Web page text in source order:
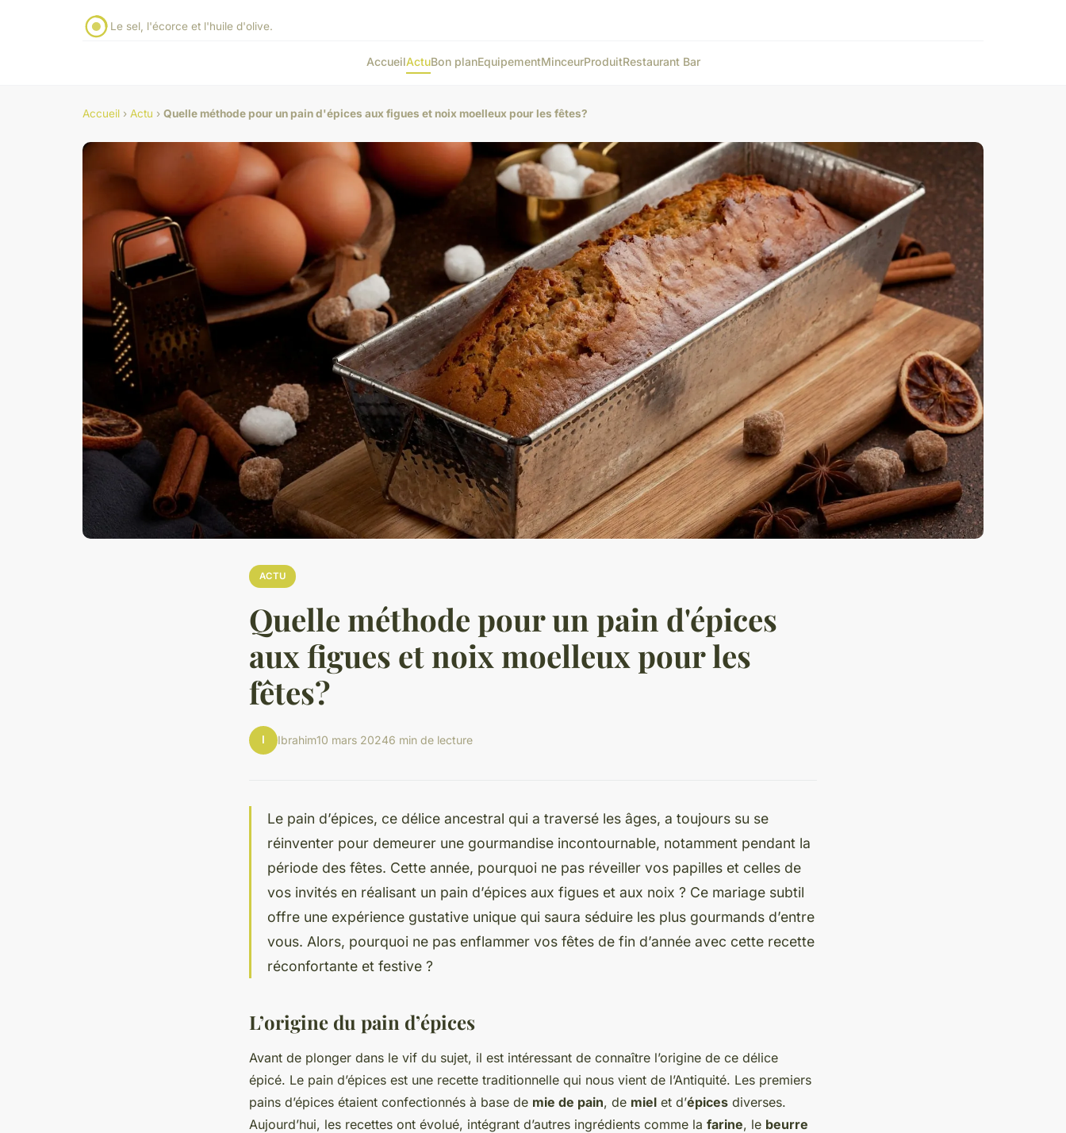
Le sel, l'écorce et l'huile d'olive.
AccueilActuBon planEquipementMinceurProduitRestaurant Bar
Accueil › Actu › Quelle méthode pour un pain d'épices aux figues et noix moelleux pour les fêtes?
ACTU
Quelle méthode pour un pain d'épices
aux figues et noix moelleux pour les
fêtes?
I Ibrahim10 mars 20246 min de lecture
Le pain d’épices, ce délice ancestral qui a traversé les âges, a toujours su se
réinventer pour demeurer une gourmandise incontournable, notamment pendant la
période des fêtes. Cette année, pourquoi ne pas réveiller vos papilles et celles de
vos invités en réalisant un pain d’épices aux figues et aux noix ? Ce mariage subtil
offre une expérience gustative unique qui saura séduire les plus gourmands d’entre
vous. Alors, pourquoi ne pas enflammer vos fêtes de fin d’année avec cette recette
réconfortante et festive ?
L’origine du pain d’épices
Avant de plonger dans le vif du sujet, il est intéressant de connaître l’origine de ce délice
épicé. Le pain d’épices est une recette traditionnelle qui nous vient de l’Antiquité. Les premiers
pains d’épices étaient confectionnés à base de mie de pain, de miel et d’épices diverses.
Aujourd’hui, les recettes ont évolué, intégrant d’autres ingrédients comme la farine, le beurre